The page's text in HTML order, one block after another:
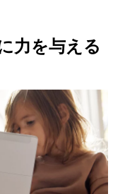
力を与える